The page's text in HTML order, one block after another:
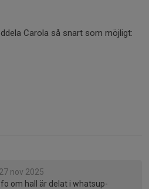
Carola så snart som möjligt:
27 nov 2025
om hall är delat i whatsup-